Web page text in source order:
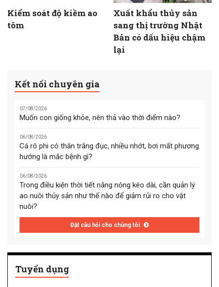
Kiểm soát độ kiềm ao
tôm
Xuất khẩu thủy sản
sang thị trường Nhật
Bản có dấu hiệu chậm
lại
Kết nối chuyên gia
07/08/2026
Muốn con giống khỏe, nên thả vào thời điểm nào?
06/08/2026
Cá rô phi có thân trắng đục, nhiều nhớt, bơi mất phương
hướng là mắc bệnh gì?
06/08/2026
Trong điều kiện thời tiết nắng nóng kéo dài, cần quản lý
ao nuôi thủy sản như thế nào để giảm rủi ro cho vật
nuôi?
Đặt câu hỏi cho chúng tôi
Tuyển dụng